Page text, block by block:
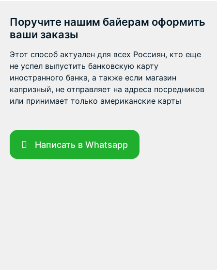
Поручите нашим байерам оформить
ваши заказы
Этот способ актуален для всех Россиян, кто еще
не успел выпустить банковскую карту
иностранного банка, а также если магазин
капризный, не отправляет на адреса посредников
или принимает только американские карты
Написать в Whatsapp